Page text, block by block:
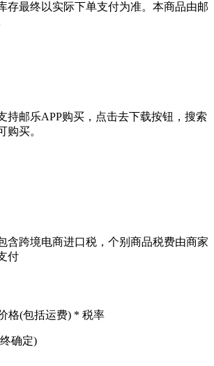
存最终以实际下单支付为准。本商品由邮
持邮乐APP购买，点击去下载按钮，搜索
购买。
含跨境电商进口税，个别商品税费由商家
付
格(包括运费) * 税率
确定)